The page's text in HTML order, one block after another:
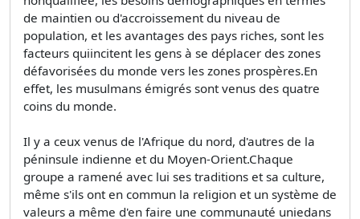
de maintien ou d'accroissement du niveau de
population, et les avantages des pays riches, sont les
facteurs quiincitent les gens à se déplacer des zones
défavorisées du monde vers les zones prospères.En
effet, les musulmans émigrés sont venus des quatre
coins du monde.
Il y a ceux venus de l'Afrique du nord, d'autres de la
péninsule indienne et du Moyen-Orient.Chaque
groupe a ramené avec lui ses traditions et sa culture,
même s'ils ont en commun la religion et un système de
valeurs a même d'en faire une communauté uniedans